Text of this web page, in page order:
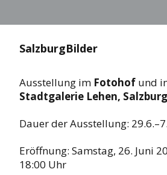
SalzburgBilder
Ausstellung im Fotohof und
Stadtgalerie Lehen, Salzburg
Dauer der Ausstellung:
Eröffnung: Samstag, 26. Juni
18:00 Uhr